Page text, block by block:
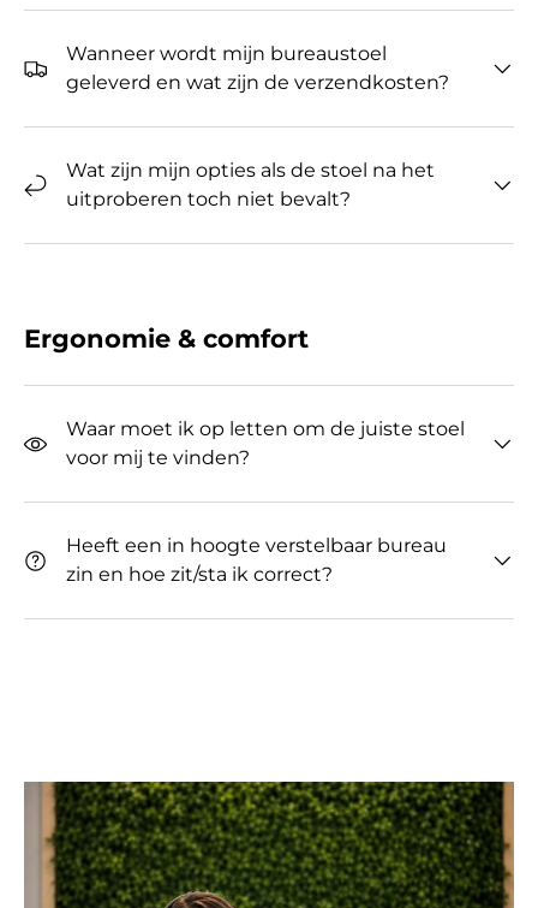
Wanneer wordt mijn bureaustoel
geleverd en wat zijn de verzendkosten?
Wat zijn mijn opties als de stoel na het
uitproberen toch niet bevalt?
Ergonomie & comfort
Waar moet ik op letten om de juiste stoel
voor mij te vinden?
Heeft een in hoogte verstelbaar bureau
zin ​​en hoe zit/sta ik correct?